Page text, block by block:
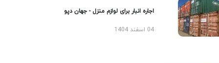
اجاره انبار برای لوازم منزل - جهان دپو
04 اسفند 1404